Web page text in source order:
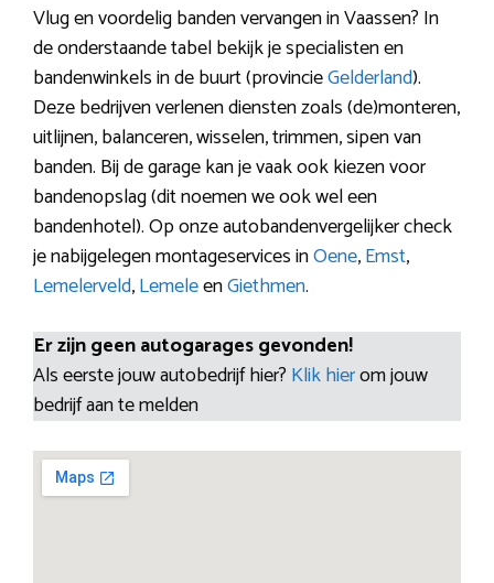
Vlug en voordelig banden vervangen in Vaassen? In
de onderstaande tabel bekijk je specialisten en
bandenwinkels in de buurt (provincieGelderland).
Deze bedrijven verlenen diensten zoals (de)monteren,
uitlijnen, balanceren, wisselen, trimmen, sipen van
banden. Bij de garage kan je vaak ook kiezen voor
bandenopslag (dit noemen we ook wel een
bandenhotel). Op onze autobandenvergelijker check
je nabijgelegen montageservices inOene,Emst,
Lemelerveld,LemeleenGiethmen.
Er zijn geen autogarages gevonden!
Als eerste jouw autobedrijf hier? Klik hierom jouw
bedrijf aan te melden